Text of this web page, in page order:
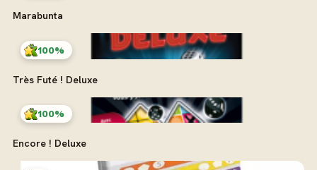
Marabunta
100%
Très Futé ! Deluxe
100%
Encore ! Deluxe